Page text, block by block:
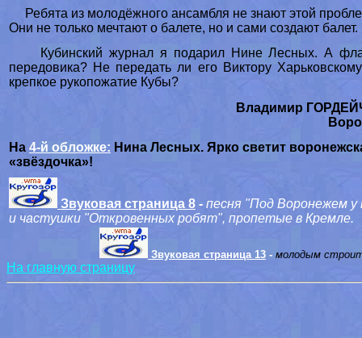
Ребята из молодёжного ансамбля не знают этой
Они не только мечтают о балете, но и сами создают балет.
Кубинский журнал я подарил Нине Лесных. А
передовика? Не передать ли его Виктору
крепкое рукопожатие Кубы?
Владимир
На 4-й обложке: Нина Лесных. Ярко светит
«звёздочка»!
Звуковая страница 8 - песня "Под Воронежем у
и частушки "Откровенных робят", пропетые в Кремле.
Звуковая страница 13 - молодым
На главную страницу